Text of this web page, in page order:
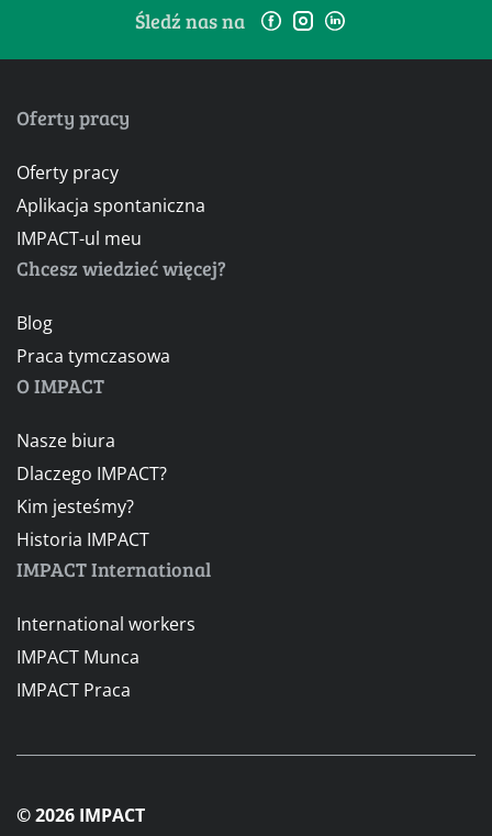
Śledź nas na
Oferty pracy
Oferty pracy
Aplikacja spontaniczna
IMPACT-ul meu
Chcesz wiedzieć więcej?
Blog
Praca tymczasowa
O IMPACT
Nasze biura
Dlaczego IMPACT?
Kim jesteśmy?
Historia IMPACT
IMPACT International
International workers
IMPACT Munca
IMPACT Praca
© 2026 IMPACT